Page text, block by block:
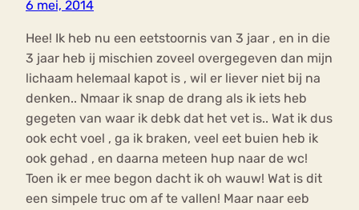
6 mei, 2014
Hee! Ik heb nu een eetstoornis van 3 jaar , en in die
3 jaar heb ij mischien zoveel overgegeven dan mijn
lichaam helemaal kapot is , wil er liever niet bij na
denken.. Nmaar ik snap de drang als ik iets heb
gegeten van waar ik debk dat het vet is.. Wat ik dus
ook echt voel , ga ik braken, veel eet buien heb ik
ook gehad , en daarna meteen hup naar de wc!
Toen ik er mee begon dacht ik oh wauw! Wat is dit
een simpele truc om af te vallen! Maar naar eeb